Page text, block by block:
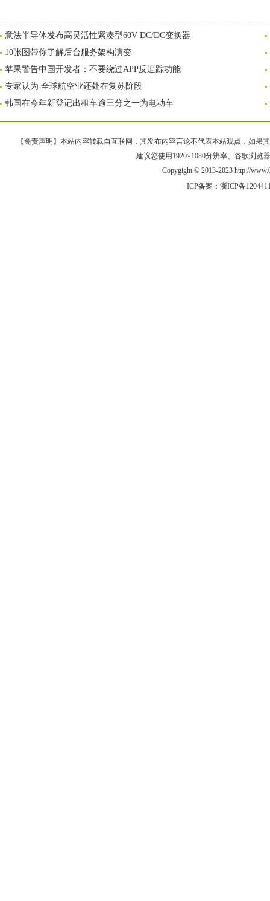
意法半导体发布高灵活性紧凑型60V DC/DC变换器
10张图带你了解后台服务架构演变
苹果警告中国开发者：不要绕过APP反追踪功能
专家认为 全球航空业还处在复苏阶段
韩国在今年新登记出租车逾三分之一为电动车
【免责声明】本站内容转载自互联网，其发布内容言论不代表本站观点，如果
建议您使用1920×1080分辨率、谷歌浏览
Copygight © 2013-2023 http://
ICP备案： 浙ICP备